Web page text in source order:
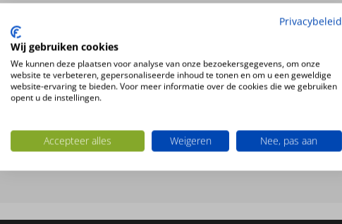
Privacybeleid
Wij gebruiken cookies
We kunnen deze plaatsen voor analyse van onze bezoekersgegevens, om onze
website te verbeteren, gepersonaliseerde inhoud te tonen en om u een geweldige
website-ervaring te bieden. Voor meer informatie over de cookies die we gebruiken
opent u de instellingen.
Accepteer alles Weigeren Nee, pas aan